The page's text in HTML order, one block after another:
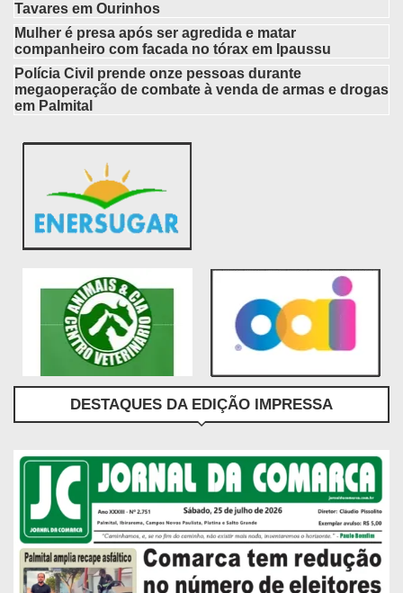
Tavares em Ourinhos
Mulher é presa após ser agredida e matar
companheiro com facada no tórax em Ipaussu
Polícia Civil prende onze pessoas durante
megaoperação de combate à venda de armas e drogas
em Palmital
DESTAQUES DA EDIÇÃO IMPRESSA